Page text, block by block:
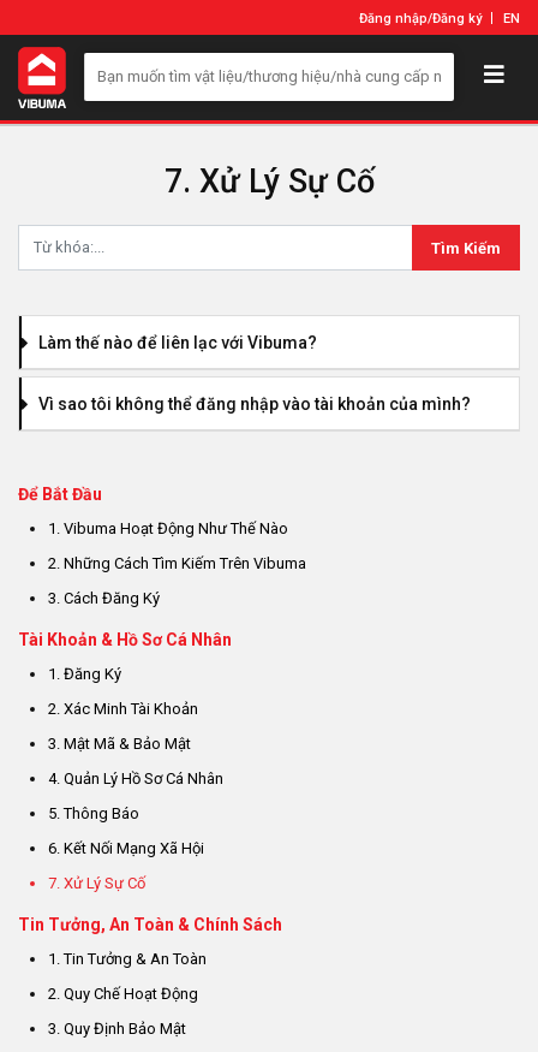
Đăng nhập/Đăng ký EN
7. Xử Lý Sự Cố
Tìm Kiếm
Làm thế nào để liên lạc với Vibuma?
Vì sao tôi không thể đăng nhập vào tài khoản của mình?
Để Bắt Đầu
1. Vibuma Hoạt Động Như Thế Nào
2. Những Cách Tìm Kiếm Trên Vibuma
3. Cách Đăng Ký
Tài Khoản & Hồ Sơ Cá Nhân
1. Đăng Ký
2. Xác Minh Tài Khoản
3. Mật Mã & Bảo Mật
4. Quản Lý Hồ Sơ Cá Nhân
5. Thông Báo
6. Kết Nối Mạng Xã Hội
7. Xử Lý Sự Cố
Tin Tưởng, An Toàn & Chính Sách
1. Tin Tưởng & An Toàn
2. Quy Chế Hoạt Động
3. Quy Định Bảo Mật